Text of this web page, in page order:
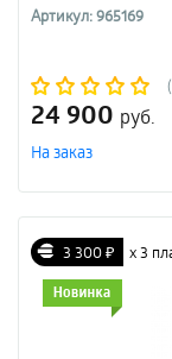
Артикул: 965169
24 900 руб.
На заказ
3 300 ₽ х 3